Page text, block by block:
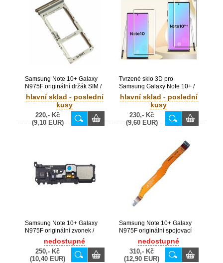
Samsung Note 10+ Galaxy
N975F originální držák SIM /
SD Blue / modrý (Service
Pack) - GH98-44506
hlavní sklad - poslední
kusy
220,- Kč
(9,10 EUR)
Tvrzené sklo 3D pro
Samsung Galaxy Note 10+ /
N975F
hlavní sklad - poslední
kusy
230,- Kč
(9,60 EUR)
Samsung Note 10+ Galaxy
N975F originální zvonek /
reproduktor (Service Pack) -
GH96-12684A
nedostupné
250,- Kč
(10,40 EUR)
Samsung Note 10+ Galaxy
N975F originální spojovací
flex (Service Pack) - GH59-
15118A
nedostupné
310,- Kč
(12,90 EUR)